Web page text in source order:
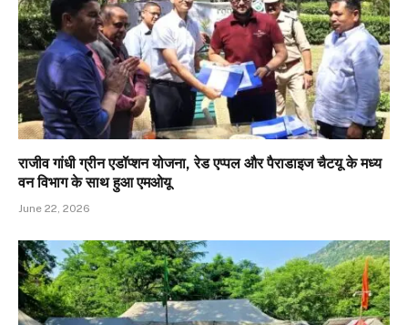
राजीव गांधी ग्रीन एडॉप्शन योजना, रेड एप्पल और पैराडाइज चैटयू के मध्य
वन विभाग के साथ हुआ एमओयू
June 22, 2026